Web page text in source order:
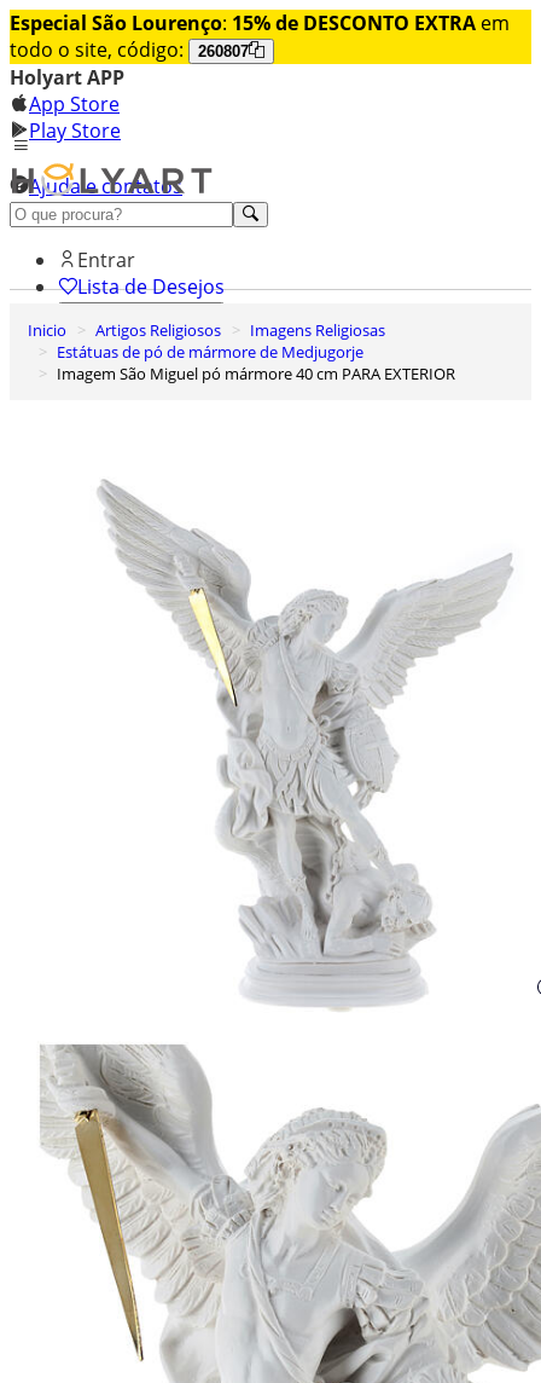
Especial São Lourenço: 15% de DESCONTO EXTRA em
todo o site, código:
260807
Holyart APP
App Store
Play Store
Ajuda e contatos
Conheça premium
Entrar
Lista de Desejos
0
Carrinho de Compras
Inicio Artigos Religiosos
Imagens Religiosas
Estátuas de pó de mármore de Medjugorje
Imagem São Miguel pó mármore 40 cm PARA EXTERIOR